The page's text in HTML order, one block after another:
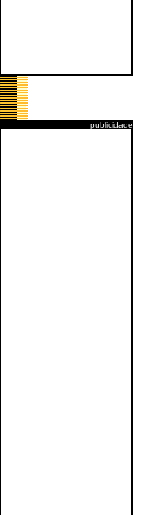
publicidade